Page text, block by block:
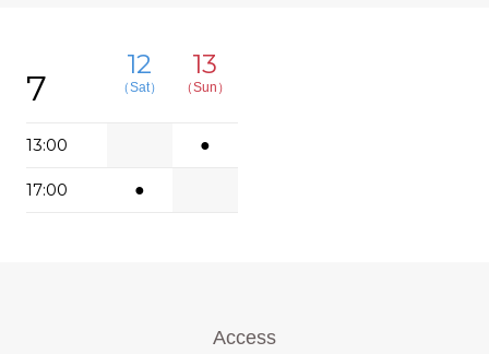
7
12
（Sat）
13
（Sun）
13:00 ●
17:00 ●
Access